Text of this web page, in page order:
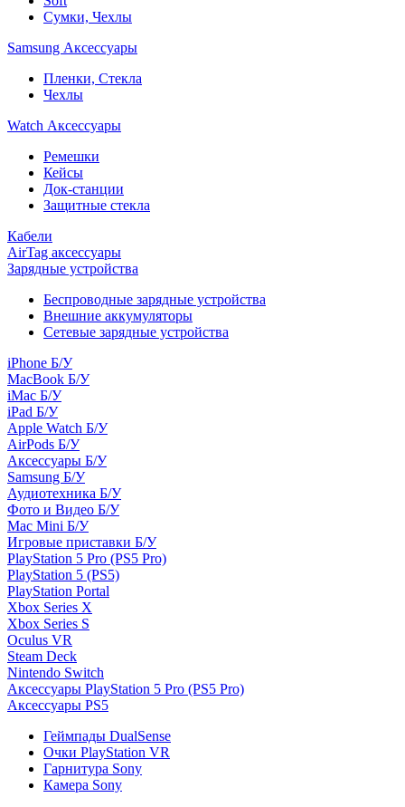
Сумки, Чехлы
Samsung Аксессуары
Пленки, Стекла
Чехлы
Watch Аксессуары
Ремешки
Кейсы
Док-станции
Защитные стекла
Кабели
AirTag аксессуары
Зарядные устройства
Беспроводные зарядные устройства
Внешние аккумуляторы
Сетевые зарядные устройства
iPhone Б/У
MacBook Б/У
iMac Б/У
iPad Б/У
Apple Watch Б/У
AirPods Б/У
Аксессуары Б/У
Samsung Б/У
Аудиотехника Б/У
Фото и Видео Б/У
Mac Mini Б/У
Игровые приставки Б/У
PlayStation 5 Pro (PS5 Pro)
PlayStation 5 (PS5)
PlayStation Portal
Xbox Series X
Xbox Series S
Oculus VR
Steam Deck
Nintendo Switch
Аксессуары PlayStation 5 Pro (PS5 Pro)
Аксессуары PS5
Геймпады DualSense
Очки PlayStation VR
Гарнитура Sony
Камера Sony